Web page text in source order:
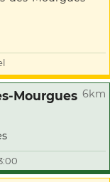
Mourgues 6km